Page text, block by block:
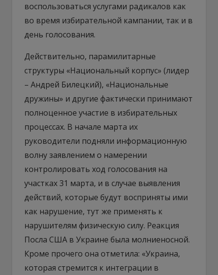
воспользоваться услугами радикалов как
во время избирательной кампании, так и в
день голосования.
Действительно, парамилитарные
структуры «Национальный корпус» (лидер
– Андрей Билецкий), «Национальные
дружины» и другие фактически принимают
полноценное участие в избирательных
процессах. В начале марта их
руководители подняли информационную
волну заявлением о намерении
контролировать ход голосования на
участках 31 марта, и в случае выявления
действий, которые будут восприняты ими
как нарушение, тут же применять к
нарушителям физическую силу. Реакция
Посла США в Украине была молниеносной.
Кроме прочего она отметила: «Украина,
которая стремится к интеграции в